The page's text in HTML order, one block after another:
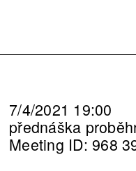
7/4/2021 19:00
přednáška
Meeting ID: 968